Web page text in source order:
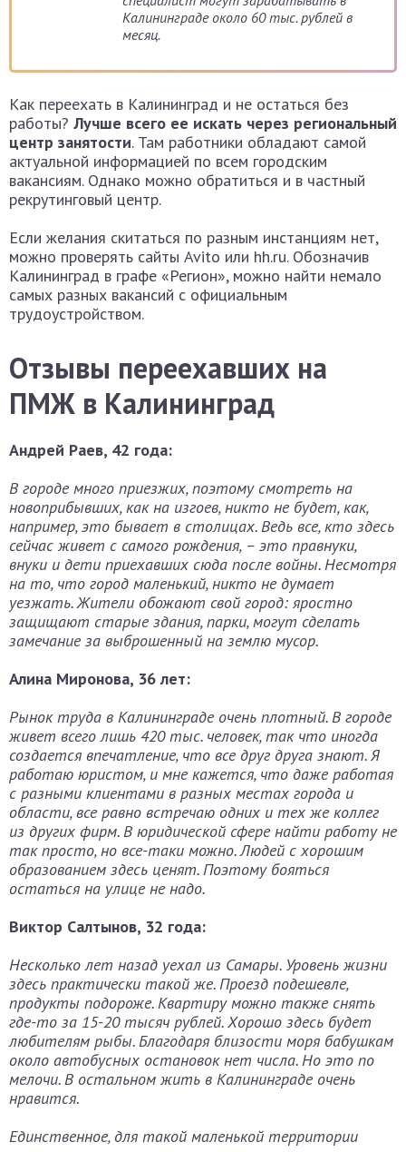
Калининграде около 60 тыс. рублей в
месяц.
Как переехать в Калининград и не остаться без
работы? Лучше всего ее искать через региональный
центр занятости. Там работники обладают самой
актуальной информацией по всем городским
вакансиям. Однако можно обратиться и в частный
рекрутинговый центр.
Если желания скитаться по разным инстанциям нет,
можно проверять сайты Avito или hh.ru. Обозначив
Калининград в графе «Регион», можно найти немало
самых разных вакансий с официальным
трудоустройством.
Отзывы переехавших на
ПМЖ в Калининград
Андрей Раев, 42 года:
В городе много приезжих, поэтому смотреть на
новоприбывших, как на изгоев, никто не будет, как,
например, это бывает в столицах. Ведь все, кто здесь
сейчас живет с самого рождения, – это правнуки,
внуки и дети приехавших сюда после войны. Несмотря
на то, что город маленький, никто не думает
уезжать. Жители обожают свой город: яростно
защищают старые здания, парки, могут сделать
замечание за выброшенный на землю мусор.
Алина Миронова, 36 лет:
Рынок труда в Калининграде очень плотный. В городе
живет всего лишь 420 тыс. человек, так что иногда
создается впечатление, что все друг друга знают. Я
работаю юристом, и мне кажется, что даже работая
с разными клиентами в разных местах города и
области, все равно встречаю одних и тех же коллег
из других фирм. В юридической сфере найти работу не
так просто, но все-таки можно. Людей с хорошим
образованием здесь ценят. Поэтому бояться
остаться на улице не надо.
Виктор Салтынов, 32 года:
Несколько лет назад уехал из Самары. Уровень жизни
здесь практически такой же. Проезд подешевле,
продукты подороже. Квартиру можно также снять
где-то за 15-20 тысяч рублей. Хорошо здесь будет
любителям рыбы. Благодаря близости моря бабушкам
около автобусных остановок нет числа. Но это по
мелочи. В остальном жить в Калининграде очень
нравится.
Единственное, для такой маленькой территории